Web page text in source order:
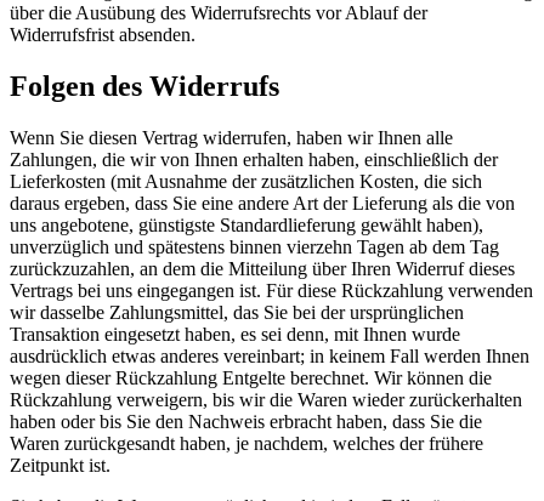
über die Ausübung des Widerrufsrechts vor Ablauf der
Widerrufsfrist absenden.
Folgen des Widerrufs
Wenn Sie diesen Vertrag widerrufen, haben wir Ihnen alle
Zahlungen, die wir von Ihnen erhalten haben, einschließlich der
Lieferkosten (mit Ausnahme der zusätzlichen Kosten, die sich
daraus ergeben, dass Sie eine andere Art der Lieferung als die von
uns angebotene, günstigste Standardlieferung gewählt haben),
unverzüglich und spätestens binnen vierzehn Tagen ab dem Tag
zurückzuzahlen, an dem die Mitteilung über Ihren Widerruf dieses
Vertrags bei uns eingegangen ist. Für diese Rückzahlung verwenden
wir dasselbe Zahlungsmittel, das Sie bei der ursprünglichen
Transaktion eingesetzt haben, es sei denn, mit Ihnen wurde
ausdrücklich etwas anderes vereinbart; in keinem Fall werden Ihnen
wegen dieser Rückzahlung Entgelte berechnet. Wir können die
Rückzahlung verweigern, bis wir die Waren wieder zurückerhalten
haben oder bis Sie den Nachweis erbracht haben, dass Sie die
Waren zurückgesandt haben, je nachdem, welches der frühere
Zeitpunkt ist.